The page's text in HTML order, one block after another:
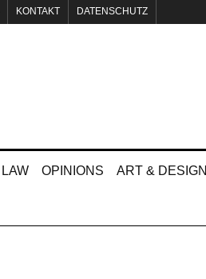
KONTAKT DATENSCHUTZ
LAW OPINIONS ART & DESIGN